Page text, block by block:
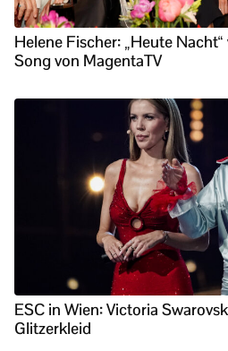
Helene Fischer: „Heute
Song von MagentaTV
ESC in Wien: Victoria
Glitzerkleid